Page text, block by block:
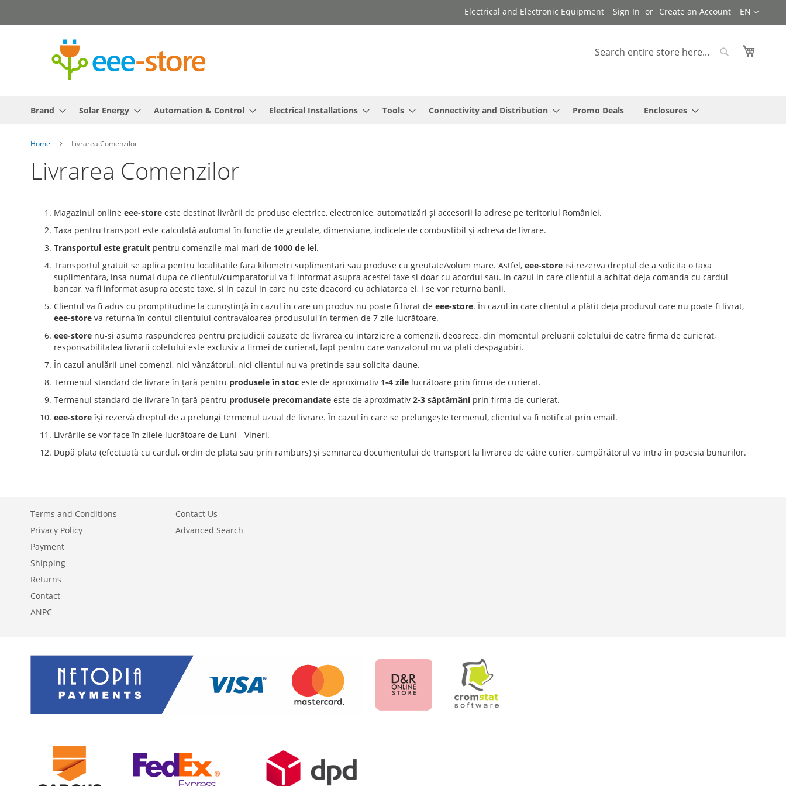
to
Language
EN
Electrical and Electronic Equipment Sign In Create an Account
Search
Brand Solar Energy Automation & Control Electrical Installations Tools Connectivity and Distribution Promo Deals Enclosures
Home Livrarea Comenzilor
Livrarea Comenzilor
Magazinul online eee-store este destinat livrării de produse electrice, electronice, automatizări și accesorii la adrese pe teritoriul României.
Taxa pentru transport este calculată automat în functie de greutate, dimensiune, indicele de combustibil și adresa de livrare.
Transportul este gratuit pentru comenzile mai mari de 1000 de lei.
Transportul gratuit se aplica pentru localitatile fara kilometri suplimentari sau produse cu greutate/volum mare. Astfel, eee-store isi rezerva dreptul de a solicita o taxa
suplimentara, insa numai dupa ce clientul/cumparatorul va fi informat asupra acestei taxe si doar cu acordul sau. In cazul in care clientul a achitat deja comanda cu cardul
bancar, va fi informat asupra aceste taxe, si in cazul in care nu este deacord cu achiatarea ei, i se vor returna banii.
Clientul va fi adus cu promptitudine la cunoștință în cazul în care un produs nu poate fi livrat de eee-store. În cazul în care clientul a plătit deja produsul care nu poate fi livrat,
eee-store va returna în contul clientului contravaloarea produsului în termen de 7 zile lucrătoare.
eee-store nu-si asuma raspunderea pentru prejudicii cauzate de livrarea cu intarziere a comenzii, deoarece, din momentul preluarii coletului de catre firma de curierat,
responsabilitatea livrarii coletului este exclusiv a firmei de curierat, fapt pentru care vanzatorul nu va plati despagubiri.
În cazul anulării unei comenzi, nici vânzătorul, nici clientul nu va pretinde sau solicita daune.
Termenul standard de livrare în țară pentru produsele în stoc este de aproximativ 1-4 zile lucrătoare prin firma de curierat.
Termenul standard de livrare în țară pentru produsele precomandate este de aproximativ 2-3 săptămâni prin firma de curierat.
eee-storeîși rezervă dreptul de a prelungi termenul uzual de livrare. În cazul în care se prelungește termenul, clientul va fi notificat prin email.
Livrările se vor face în zilele lucrătoare de Luni - Vineri.
După plata (efectuată cu cardul, ordin de plata sau prin ramburs) și semnarea documentului de transport la livrarea de către curier, cumpărătorul va intra în posesia bunurilor.
Terms and Conditions
Privacy Policy
Payment
Shipping
Returns
Contact
ANPC
Contact Us
Advanced Search